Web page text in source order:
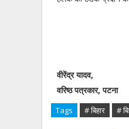
वीरेंद्र यादव,
वरिष्‍ठ पत्रकार, पटना
Tags # बिहार #